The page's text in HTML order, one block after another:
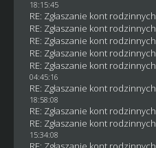
18:15:45
RE: Zgłaszanie kont rodzinnych
RE: Zgłaszanie kont rodzinnych
RE: Zgłaszanie kont rodzinnych
RE: Zgłaszanie kont rodzinnych
RE: Zgłaszanie kont rodzinnych
04:45:16
RE: Zgłaszanie kont rodzinnych
18:58:08
RE: Zgłaszanie kont rodzinnych
RE: Zgłaszanie kont rodzinnych
15:34:08